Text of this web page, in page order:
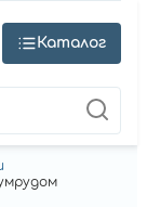
Каталог